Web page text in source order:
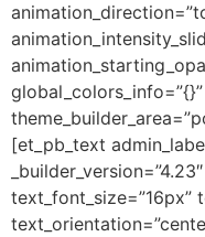
global_colors_info=”{}”
[et_pb_text
text_font_size=”16px”